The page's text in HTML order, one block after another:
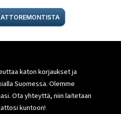
katon korjaukset ja
Suomessa. Olemme
Ota yhteyttä, niin laitetaan
kuntoon!